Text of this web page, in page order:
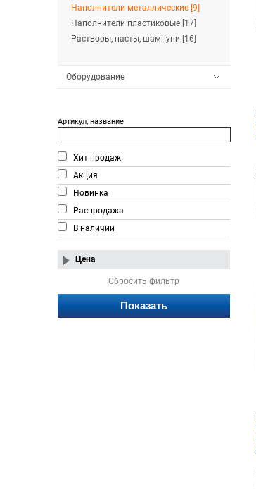
Наполнители металлические [9]
Наполнители пластиковые [17]
Растворы, пасты, шампуни [16]
Оборудование
Артикул, название
Хит продаж
Акция
Новинка
Распродажа
В наличии
Цена
Сбросить фильтр